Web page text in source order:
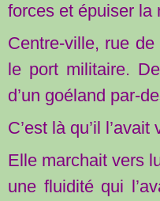
forces et épuiser la
Centre-ville, rue
le port militaire.
d’un goéland par-
C’est là qu’il l’avait
Elle marchait vers
une fluidité qui